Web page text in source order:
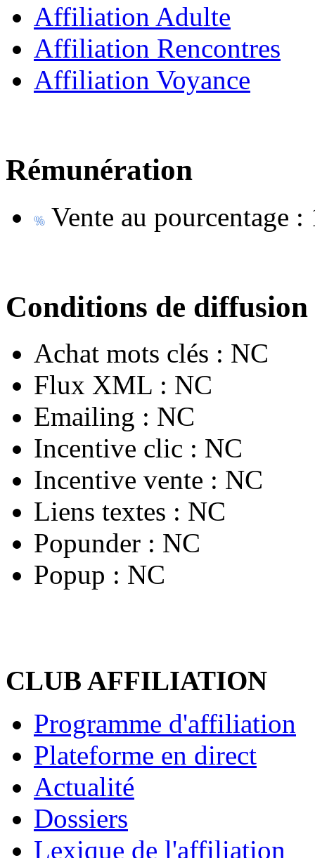
Affiliation Adulte
Affiliation Rencontres
Affiliation Voyance
Rémunération
Vente au pourcentage :
Conditions de diffusion
Achat mots clés : NC
Flux XML : NC
Emailing : NC
Incentive clic : NC
Incentive vente : NC
Liens textes : NC
Popunder : NC
Popup : NC
CLUB AFFILIATION
Programme d'affiliation
Plateforme en direct
Actualité
Dossiers
Lexique de l'affiliation